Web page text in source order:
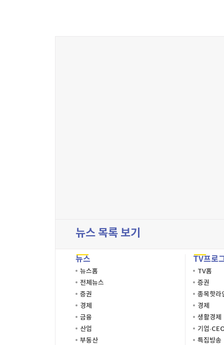
뉴스 목록 보기
뉴스
뉴스홈
전체뉴스
증권
경제
금융
산업
부동산
TV프로
TV홈
증권
종목핫라
경제
생활경제
기업
특집방송